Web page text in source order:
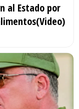
al Estado por